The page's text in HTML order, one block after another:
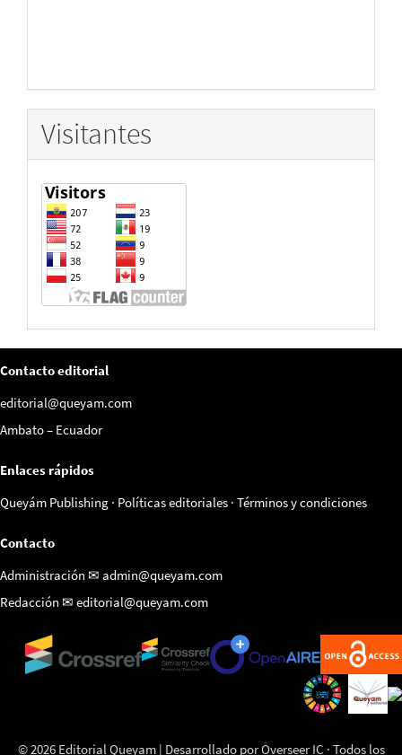
Visitantes
Contacto editorial
editorial@queyam.com
Ambato – Ecuador
Enlaces rápidos
Queyám Publishing · Políticas editoriales · Términos y condiciones
Contacto
Administración ✉ admin@queyam.com
Redacción ✉ editorial@queyam.com
© 2026 Editorial Queyam | Desarrollado por Overseer IC · Todos los